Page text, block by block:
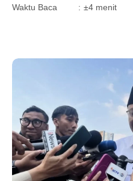
Waktu Baca
: ±4 menit